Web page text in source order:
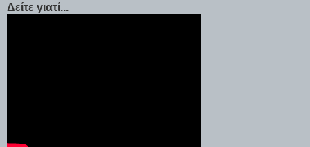
Δείτε γιατί...